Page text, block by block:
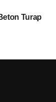
Turap